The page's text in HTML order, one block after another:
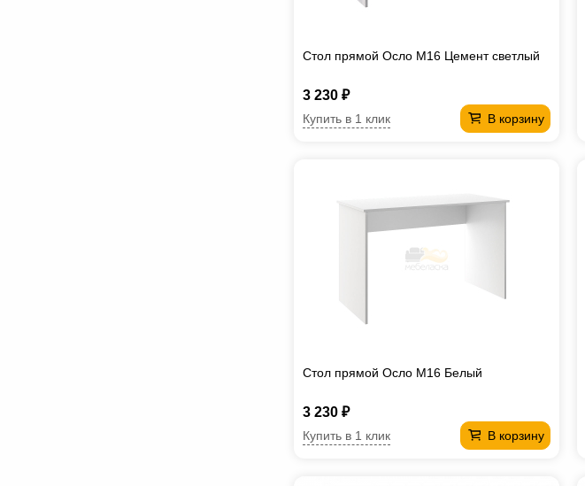
Стол прямой Осло М16 Цемент светлый
3 230 ₽
В корзину
Купить в 1 клик
Стол прямой Осло М16 Белый
3 230 ₽
В корзину
Купить в 1 клик